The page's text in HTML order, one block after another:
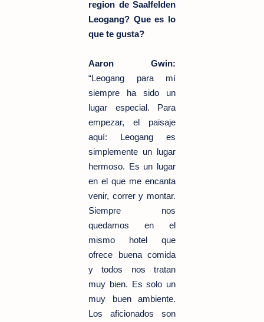
region de Saalfelden
Leogang? Que es lo
que te gusta?
Aaron Gwin:
“Leogang para mí
siempre ha sido un
lugar especial. Para
empezar, el paisaje
aquí: Leogang es
simplemente un lugar
hermoso. Es un lugar
en el que me encanta
venir, correr y montar.
Siempre nos
quedamos en el
mismo hotel que
ofrece buena comida
y todos nos tratan
muy bien. Es solo un
muy buen ambiente.
Los aficionados son